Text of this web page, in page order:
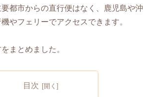
都市からの直行便はなく、鹿児島や沖
やフェリーでアクセスできます。
まとめました。
目次